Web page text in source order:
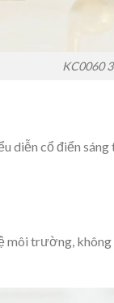
KC0060
diễn cổ điển
môi trường,